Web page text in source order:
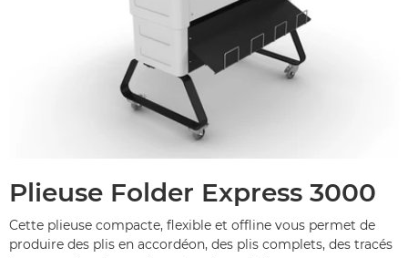
Plieuse Folder Express 3000
Cette plieuse compacte, flexible et offline vous permet de
produire des plis en accordéon, des plis complets, des tracés